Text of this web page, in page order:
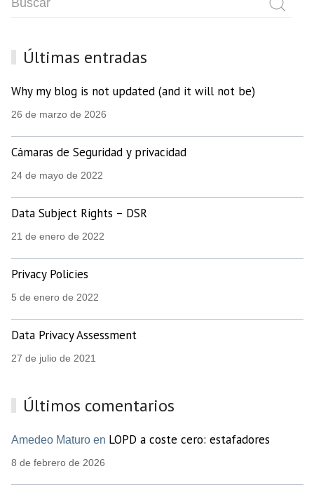
Últimas entradas
Why my blog is not updated (and it will not be)
26 de marzo de 2026
Cámaras de Seguridad y privacidad
24 de mayo de 2022
Data Subject Rights – DSR
21 de enero de 2022
Privacy Policies
5 de enero de 2022
Data Privacy Assessment
27 de julio de 2021
Últimos comentarios
Amedeo Maturo en LOPD a coste cero: estafadores
8 de febrero de 2026